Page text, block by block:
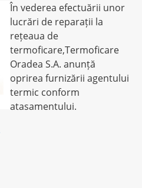
În vederea efectuării unor
lucrări de reparații la
rețeaua de
termoficare,Termoficare
Oradea S.A. anunță
oprirea furnizării agentului
termic conform
atasamentului.